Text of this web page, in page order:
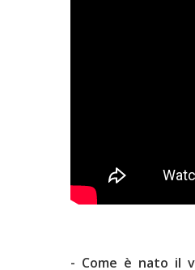
- Come è nato il